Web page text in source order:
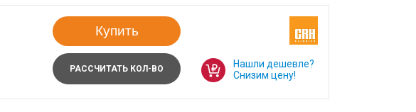
Купить
РАССЧИТАТЬ КОЛ-ВО
Нашли дешевле?
Снизим цену!